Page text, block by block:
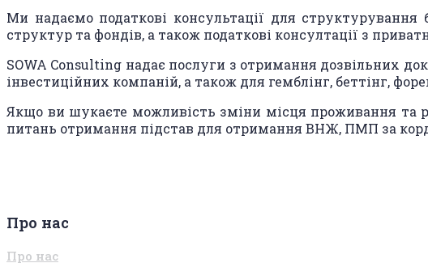
Ми надаємо податкові консультації для структурування
структур та фондів, а також податкові консултації з
SOWA Consulting надає послуги з отримання дозвільних
інвестиційних компаній, а також для гемблінг, беттінг,
Якщо ви шукаєте можливість зміни місця проживання та
питань отримання підстав для отримання ВНЖ, ПМП за
Про нас
Про нас